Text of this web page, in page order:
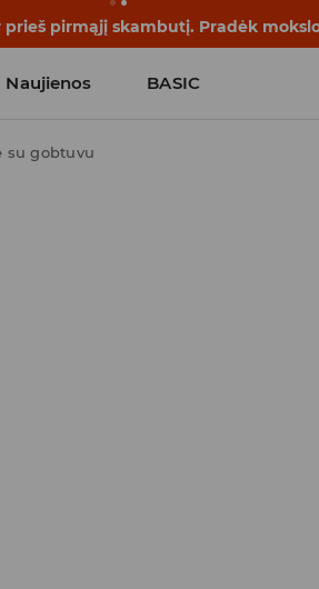
prieš pirmąjį skambutį. Pradėk
Naujienos BASIC
su gobtuvu